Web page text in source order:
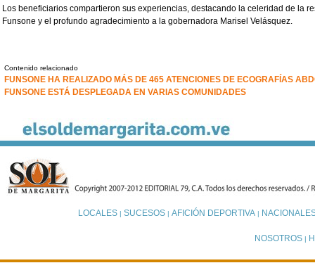
Los beneficiarios compartieron sus experiencias, destacando la celeridad de la
Funsone y el profundo agradecimiento a la gobernadora Marisel Velásquez.
Contenido relacionado
FUNSONE HA REALIZADO MÁS DE 465 ATENCIONES DE ECOGRAFÍAS
FUNSONE ESTÁ DESPLEGADA EN VARIAS COMUNIDADES
LOCALES| SUCESOS| AFICIÓN DEPORTIVA|
NOSOTROS |